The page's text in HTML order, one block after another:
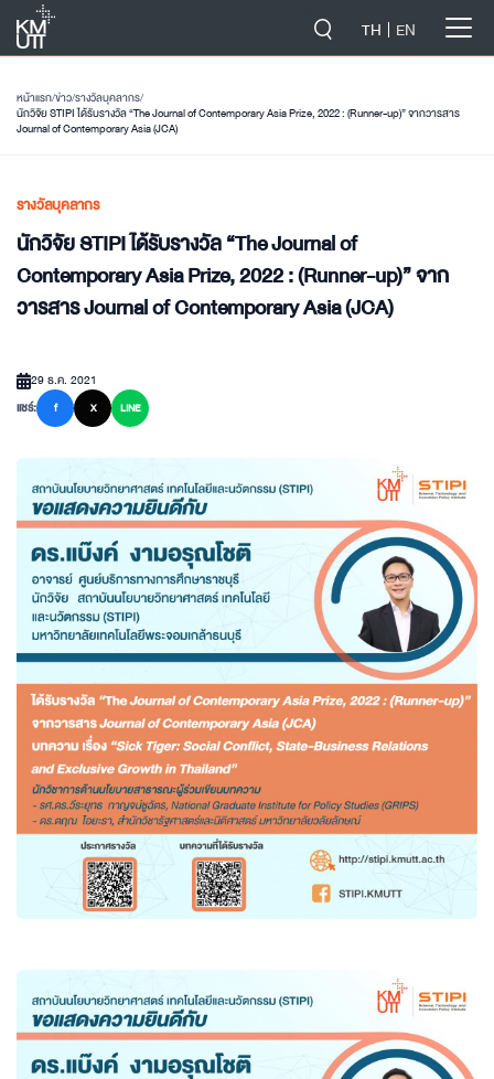
TH EN
หน้าแรก/ข่าว/รางวัลบุคลากร/
นักวิจัย STIPI ได้รับรางวัล “The Journal of Contemporary Asia Prize, 2022 : (Runner-up)” จากวารสาร
Journal of Contemporary Asia (JCA)
รางวัลบุคลากร
นักวิจัย STIPI ได้รับรางวัล “The Journal of
Contemporary Asia Prize, 2022 : (Runner-up)” จาก
วารสาร Journal of Contemporary Asia (JCA)
29 ธ.ค. 2021
แชร์:
f X LINE